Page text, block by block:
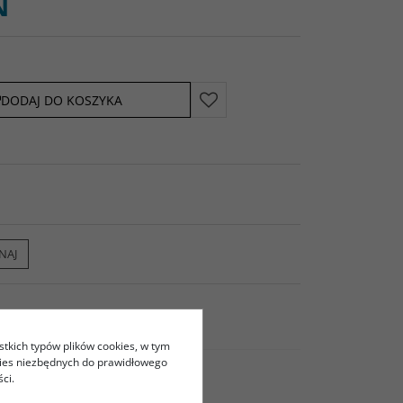
DODAJ DO KOSZYKA
typów plików cookies, w tym
niezbędnych do prawidłowego